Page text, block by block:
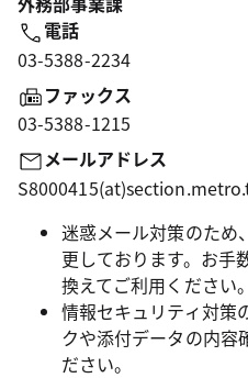
電話
03-5388-2234
ファックス
03-5388-1215
メールアドレス
迷惑メール対策のため
更しております。お手
換えてご利用ください。
情報セキュリティ対策
クや添付データの内容
ださい。